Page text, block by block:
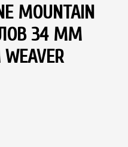
MOUNTAIN
34 ММ